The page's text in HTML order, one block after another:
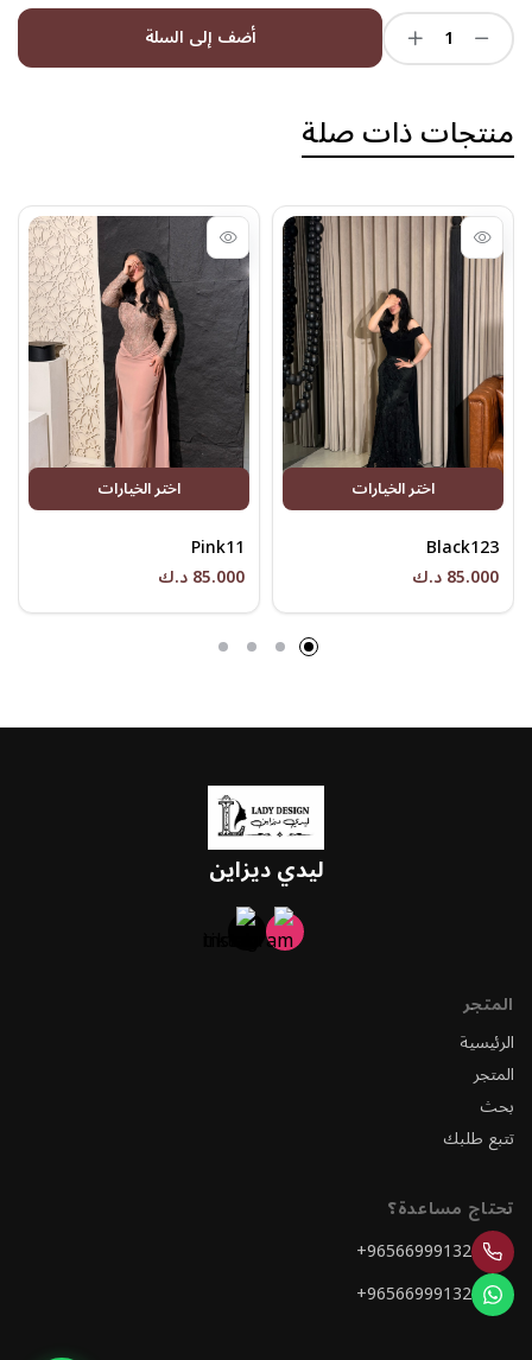
أضف إلى السلة
منتجات ذات صلة
اختر الخيارات
Black123
85.000 د.ك
اختر الخيارات
Pink11
85.000 د.ك
ليدي ديزاين
المتجر
الرئيسية
المتجر
بحث
تتبع طلبك
تحتاج مساعدة؟
+96566999132
+96566999132